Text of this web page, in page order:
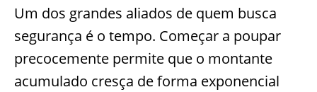
Um dos grandes aliados de quem busca
segurança é o tempo. Começar a poupar
precocemente permite que o montante
acumulado cresça de forma exponencial